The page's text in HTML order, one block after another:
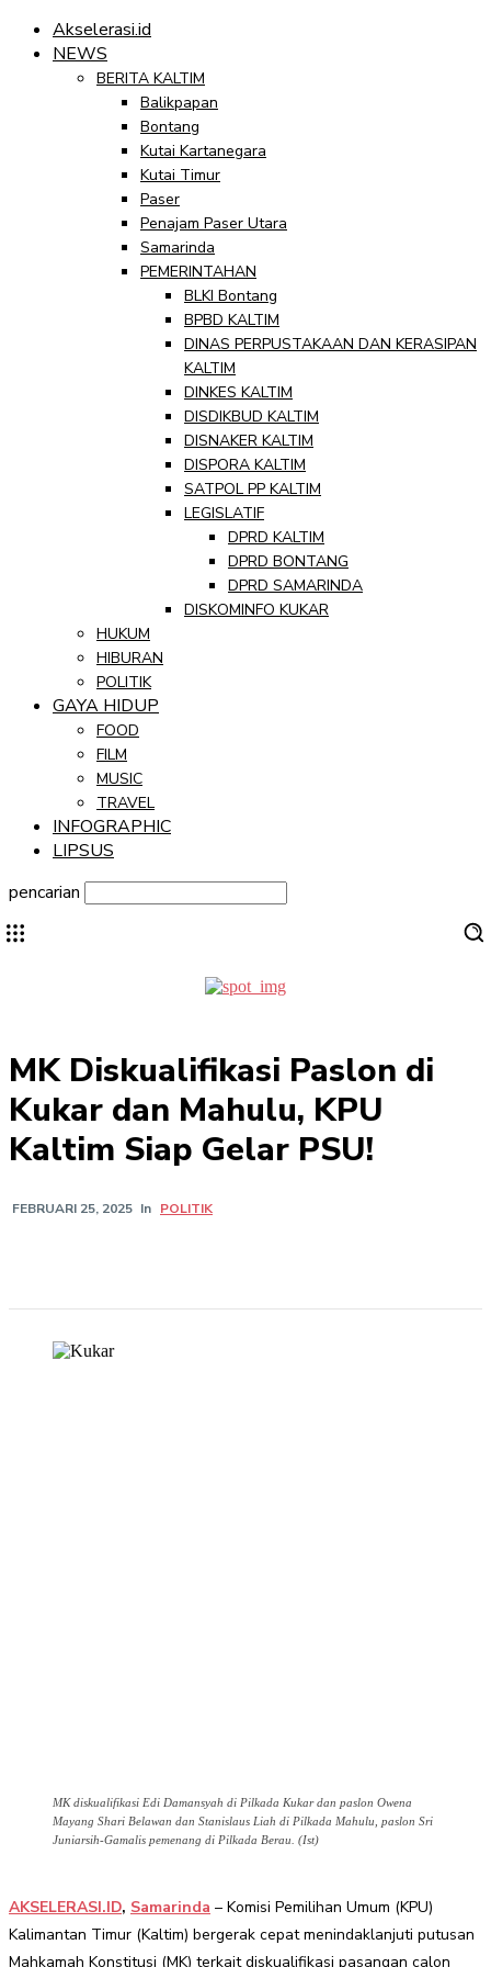
Akselerasi.id
NEWS
BERITA KALTIM
Balikpapan
Bontang
Kutai Kartanegara
Kutai Timur
Paser
Penajam Paser Utara
Samarinda
PEMERINTAHAN
BLKI Bontang
BPBD KALTIM
DINAS PERPUSTAKAAN DAN KERASIPAN
KALTIM
DINKES KALTIM
DISDIKBUD KALTIM
DISNAKER KALTIM
DISPORA KALTIM
SATPOL PP KALTIM
LEGISLATIF
DPRD KALTIM
DPRD BONTANG
DPRD SAMARINDA
DISKOMINFO KUKAR
HUKUM
HIBURAN
POLITIK
GAYA HIDUP
FOOD
FILM
MUSIC
TRAVEL
INFOGRAPHIC
LIPSUS
pencarian
MK Diskualifikasi Paslon di
Kukar dan Mahulu, KPU
Kaltim Siap Gelar PSU!
FEBRUARI 25, 2025 In POLITIK
MK diskualifikasi Edi Damansyah di Pilkada Kukar dan paslon Owena
Mayang Shari Belawan dan Stanislaus Liah di Pilkada Mahulu, paslon Sri
Juniarsih-Gamalis pemenang di Pilkada Berau. (Ist)
AKSELERASI.ID, Samarinda – Komisi Pemilihan Umum (KPU)
Kalimantan Timur (Kaltim) bergerak cepat menindaklanjuti putusan
Mahkamah Konstitusi (MK) terkait diskualifikasi pasangan calon